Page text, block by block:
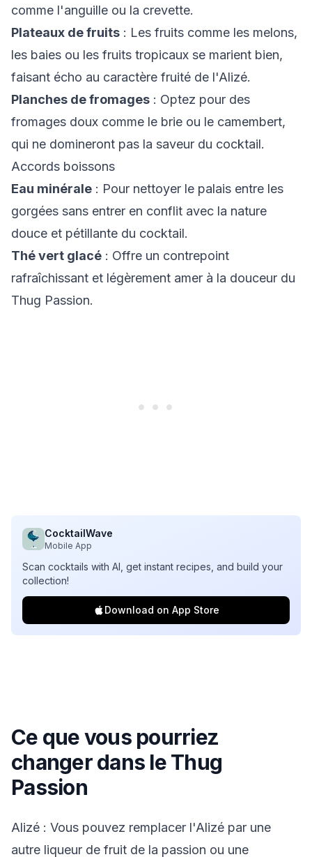
comme l'anguille ou la crevette.
Plateaux de fruits : Les fruits comme les melons,
les baies ou les fruits tropicaux se marient bien,
faisant écho au caractère fruité de l'Alizé.
Planches de fromages : Optez pour des
fromages doux comme le brie ou le camembert,
qui ne domineront pas la saveur du cocktail.
Accords boissons
Eau minérale : Pour nettoyer le palais entre les
gorgées sans entrer en conflit avec la nature
douce et pétillante du cocktail.
Thé vert glacé : Offre un contrepoint
rafraîchissant et légèrement amer à la douceur du
Thug Passion.
CocktailWave
Mobile App
Scan cocktails with AI, get instant recipes, and build your
collection!
Download on App Store
Ce que vous pourriez
changer dans leThug
Passion
Alizé : Vous pouvez remplacer l'Alizé par une
autre liqueur de fruit de la passion ou une